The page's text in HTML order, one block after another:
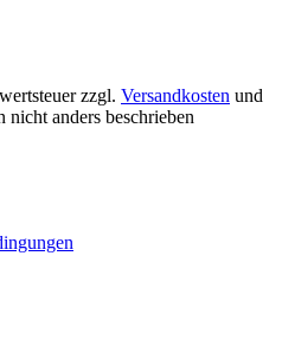
zzgl. Versandkosten und
nicht anders beschrieben